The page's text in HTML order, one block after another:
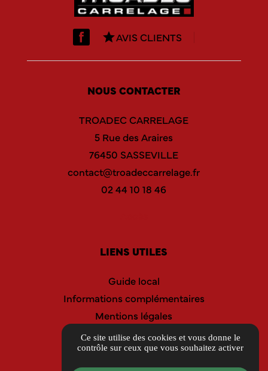
starAVIS CLIENTS
NOUS CONTACTER
TROADEC CARRELAGE
5 Rue des Araires
76450 SASSEVILLE
contact@troadeccarrelage.fr
02 44 10 18 46
LIENS UTILES
Guide local
Informations complémentaires
Mentions légales
Politique de confidentialité
Gestion des cookies
Ce site utilise des cookies et vous donne le
contrôle sur ceux que vous souhaitez activer